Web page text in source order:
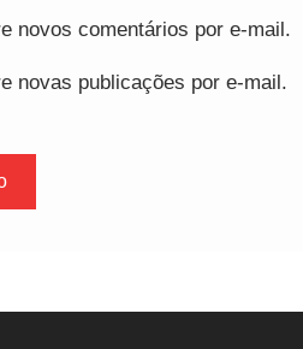
novos comentários por e-mail.
novas publicações por e-mail.